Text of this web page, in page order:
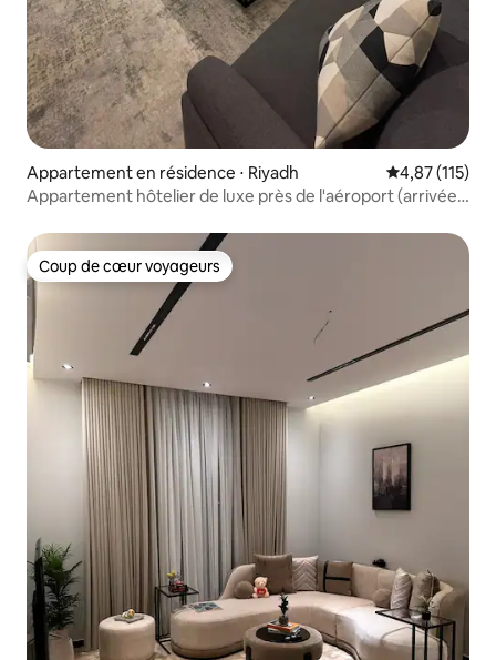
Appartement en résidence ⋅ Riyadh Évaluation
4,87 (115)
Appartement hôtelier de luxe près de l'aéroport (arrivée
Coup de cœur voyageurs
Coup de cœur voyageurs